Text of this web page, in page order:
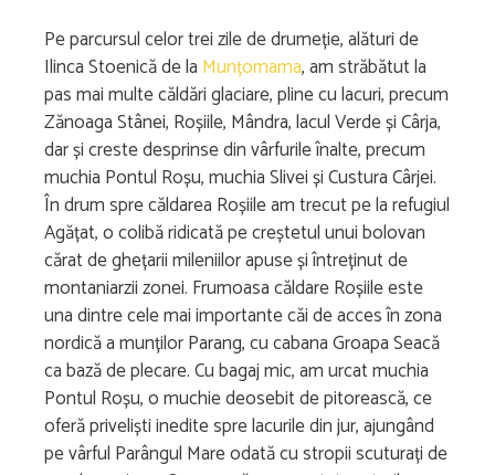
Pe parcursul celor trei zile de drumeție, alături de
Ilinca Stoenică de la Munțomama, am străbătut la
pas mai multe căldări glaciare, pline cu lacuri, precum
Zănoaga Stânei, Roșiile, Mândra, lacul Verde și Cârja,
dar și creste desprinse din vârfurile înalte, precum
muchia Pontul Roșu, muchia Slivei și Custura Cârjei.
În drum spre căldarea Roșiile am trecut pe la refugiul
Agățat, o colibă ridicată pe creștetul unui bolovan
cărat de ghețarii mileniilor apuse și întreținut de
montaniarzii zonei. Frumoasa căldare Roșiile este
una dintre cele mai importante căi de acces în zona
nordică a munților Parang, cu cabana Groapa Seacă
ca bază de plecare. Cu bagaj mic, am urcat muchia
Pontul Roșu, o muchie deosebit de pitorească, ce
oferă priveliști inedite spre lacurile din jur, ajungând
pe vârful Parângul Mare odată cu stropii scuturați de